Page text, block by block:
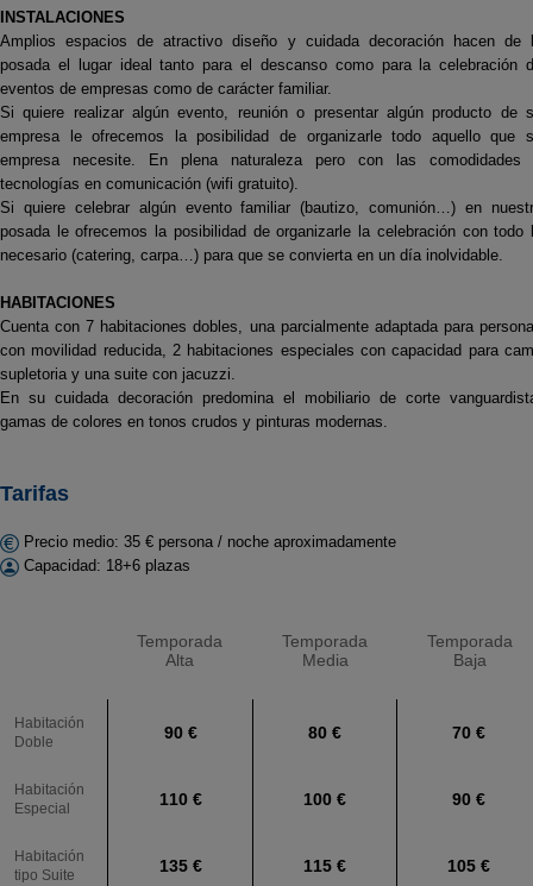
INSTALACIONES
Amplios espacios de atractivo diseño y cuidada decoración hacen de
posada el lugar ideal tanto para el descanso como para la celebración
eventos de empresas como de carácter familiar.
Si quiere realizar algún evento, reunión o presentar algún producto de
empresa le ofrecemos la posibilidad de organizarle todo aquello que
empresa necesite. En plena naturaleza pero con las comodidades
tecnologías en comunicación (wifi gratuito).
Si quiere celebrar algún evento familiar (bautizo, comunión…) en
posada le ofrecemos la posibilidad de organizarle la celebración con todo
necesario (catering, carpa…) para que se convierta en un día inolvidable.
HABITACIONES
Cuenta con 7 habitaciones dobles, una parcialmente adaptada para
con movilidad reducida, 2 habitaciones especiales con capacidad para
supletoria y una suite con jacuzzi.
En su cuidada decoración predomina el mobiliario de corte
gamas de colores en tonos crudos y pinturas modernas.
Tarifas
Precio medio: 35 € persona / noche aproximadamente
Capacidad: 18+6 plazas
Temporada
Alta
Temporada
Media
Temporada
Baja
Habitación
Doble
90 € 80 € 70 €
Habitación
Especial
110 € 100 € 90 €
Habitación
tipo Suite
135 € 115 € 105 €